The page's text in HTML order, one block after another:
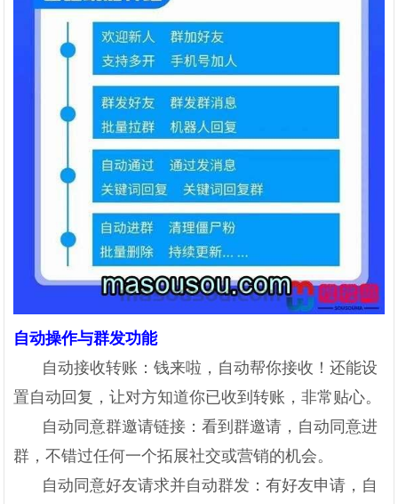
自动操作与群发功能
自动接收转账：钱来啦，自动帮你接收！还能设
置自动回复，让对方知道你已收到转账，非常贴心。
自动同意群邀请链接：看到群邀请，自动同意进
群，不错过任何一个拓展社交或营销的机会。
自动同意好友请求并自动群发：有好友申请，自